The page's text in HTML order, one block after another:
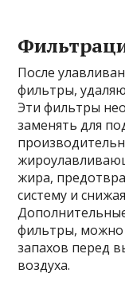
После
фильтры,
Эти фильтры
заменять для
жира,
систему и
фильтры, можно
запахов перед
воздуха.